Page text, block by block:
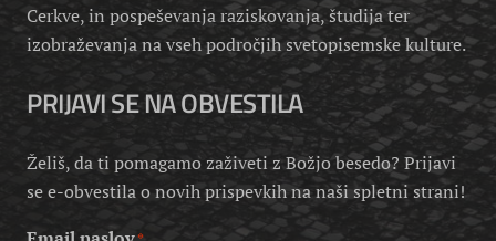
Cerkve, in pospeševanja raziskovanja, študija ter
izobraževanja na vseh področjih svetopisemske kulture.
PRIJAVI SE NA OBVESTILA
Želiš, da ti pomagamo zaživeti z Božjo besedo? Prijavi
se e-obvestila o novih prispevkih na naši spletni strani!